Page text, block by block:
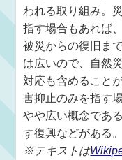
われる取り組み。
指す場合もあれば
被災からの復旧ま
は広いので、自然
対応も含めること
害抑止のみを指す
やや広い概念であ
す復興などがある。
※テキストは